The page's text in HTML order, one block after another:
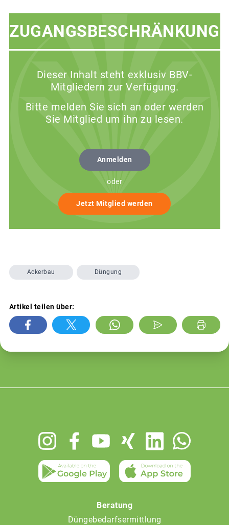
ZUGANGSBESCHRÄNKUNG
Dieser Inhalt steht exklusiv BBV-
Mitgliedern zur Verfügung.
Bitte melden Sie sich an oder werden
Sie Mitglied um ihn zu lesen.
Anmelden
oder
Jetzt Mitglied werden
Ackerbau Düngung
Artikel teilen über:
Beratung
Düngebedarfsermittlung